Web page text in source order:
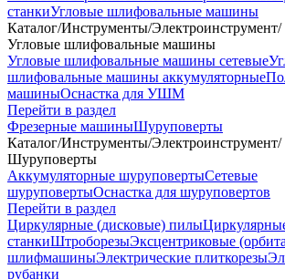
станкиУгловые шлифовальные машины
Каталог/Инструменты/Электроинструмент/
Угловые шлифовальные машины
Угловые шлифовальные машины сетевые
шлифовальные машины аккумуляторные
машиныОснастка для УШМ
Перейти в раздел
Фрезерные машиныШуруповерты
Каталог/Инструменты/Электроинструмент/
Шуруповерты
Аккумуляторные шуруповертыСетевые
шуруповертыОснастка для шуруповертов
Перейти в раздел
Циркулярные (дисковые) пилы
станкиШтроборезыЭксцентриковые
шлифмашиныЭлектрические плиткорезы
рубанки